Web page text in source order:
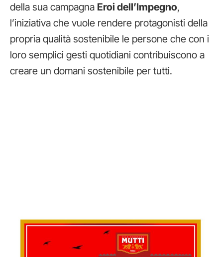
della sua campagna Eroi dell’Impegno,
l’iniziativa che vuole rendere protagonisti della
propria qualità sostenibile le persone che con i
loro semplici gesti quotidiani contribuiscono a
creare un domani sostenibile per tutti.